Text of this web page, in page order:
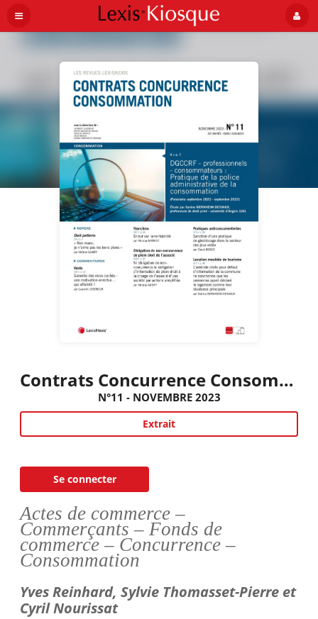
Contrats Concurrence Consommation
N°11 - NOVEMBRE 2023
Extrait
Se connecter
Actes de commerce –
Commerçants – Fonds de
commerce – Concurrence –
Consommation
Yves Reinhard, Sylvie Thomasset-Pierre et
CyrilNourissat